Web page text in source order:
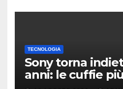
TECNOLOGIA
Sony torna
anni: le cuffie